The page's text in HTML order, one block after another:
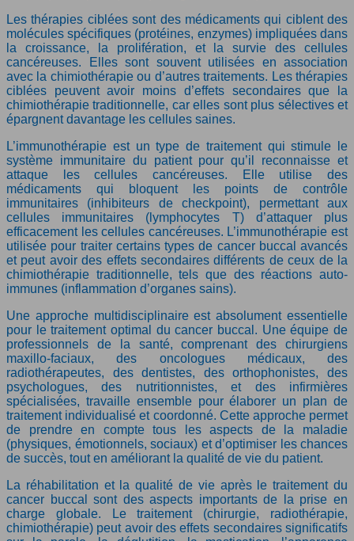
Les thérapies ciblées sont des médicaments qui ciblent des
molécules spécifiques (protéines, enzymes) impliquées dans
la croissance, la prolifération, et la survie des cellules
cancéreuses. Elles sont souvent utilisées en association
avec la chimiothérapie ou d’autres traitements. Les thérapies
ciblées peuvent avoir moins d’effets secondaires que la
chimiothérapie traditionnelle, car elles sont plus sélectives et
épargnent davantage les cellules saines.
L’immunothérapie est un type de traitement qui stimule le
système immunitaire du patient pour qu’il reconnaisse et
attaque les cellules cancéreuses. Elle utilise des
médicaments qui bloquent les points de contrôle
immunitaires (inhibiteurs de checkpoint), permettant aux
cellules immunitaires (lymphocytes T) d’attaquer plus
efficacement les cellules cancéreuses. L’immunothérapie est
utilisée pour traiter certains types de cancer buccal avancés
et peut avoir des effets secondaires différents de ceux de la
chimiothérapie traditionnelle, tels que des réactions auto-
immunes (inflammation d’organes sains).
Une approche multidisciplinaire est absolument essentielle
pour le traitement optimal du cancer buccal. Une équipe de
professionnels de la santé, comprenant des chirurgiens
maxillo-faciaux, des oncologues médicaux, des
radiothérapeutes, des dentistes, des orthophonistes, des
psychologues, des nutritionnistes, et des infirmières
spécialisées, travaille ensemble pour élaborer un plan de
traitement individualisé et coordonné. Cette approche permet
de prendre en compte tous les aspects de la maladie
(physiques, émotionnels, sociaux) et d’optimiser les chances
de succès, tout en améliorant la qualité de vie du patient.
La réhabilitation et la qualité de vie après le traitement du
cancer buccal sont des aspects importants de la prise en
charge globale. Le traitement (chirurgie, radiothérapie,
chimiothérapie) peut avoir des effets secondaires significatifs